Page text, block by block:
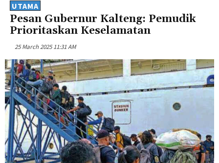
UTAMA
Pesan Gubernur Kalteng: Pemudik
Prioritaskan Keselamatan
25 March 2025 11:31 AM